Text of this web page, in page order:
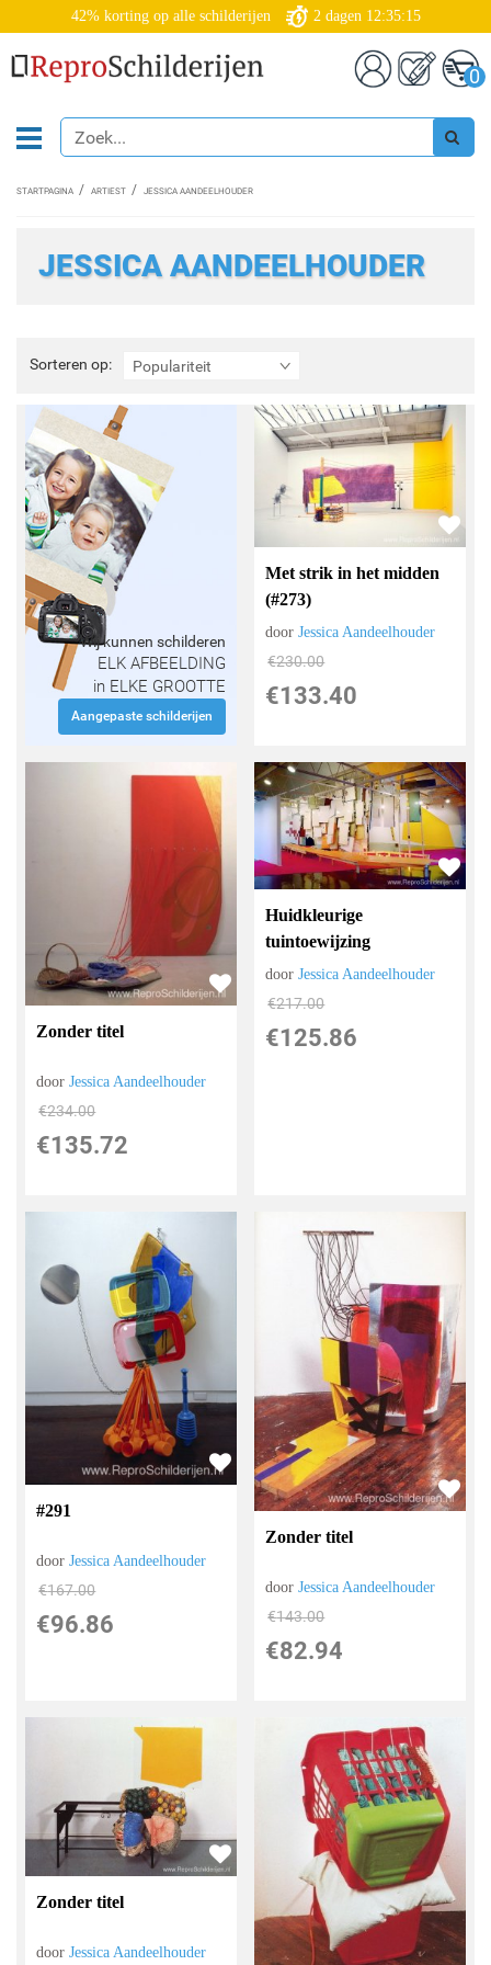
42% korting op alle schilderijen 2 dagen 12:35:14
0
STARTPAGINA ARTIEST JESSICA AANDEELHOUDER
JESSICA AANDEELHOUDER
Sorteren op: Populariteit
Sorteren
op:
Wij kunnen schilderen
ELK AFBEELDING
in ELKE GROOTTE
Aangepaste schilderijen
Met strik in het midden
(#273)
doorJessica Aandeelhouder
€230.00
€133.40
Zonder titel
doorJessica Aandeelhouder
€234.00
€135.72
Huidkleurige
tuintoewijzing
doorJessica Aandeelhouder
€217.00
€125.86
#291
doorJessica Aandeelhouder
€167.00
€96.86
Zonder titel
doorJessica Aandeelhouder
€143.00
€82.94
Zonder titel
doorJessica Aandeelhouder